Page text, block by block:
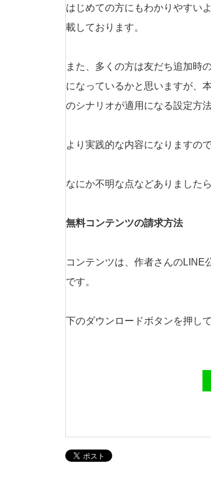
はじめての方にもわかりやすい
載しております。
また、多くの方は友だち追加時
になっているかと思いますが、
のシナリオが適用になる設定方
より実践的な内容になりますの
なにか不明な点などありました
無料コンテンツの請求方法
コンテンツは、作者さんのLINE
です。
下のダウンロードボタンを押して